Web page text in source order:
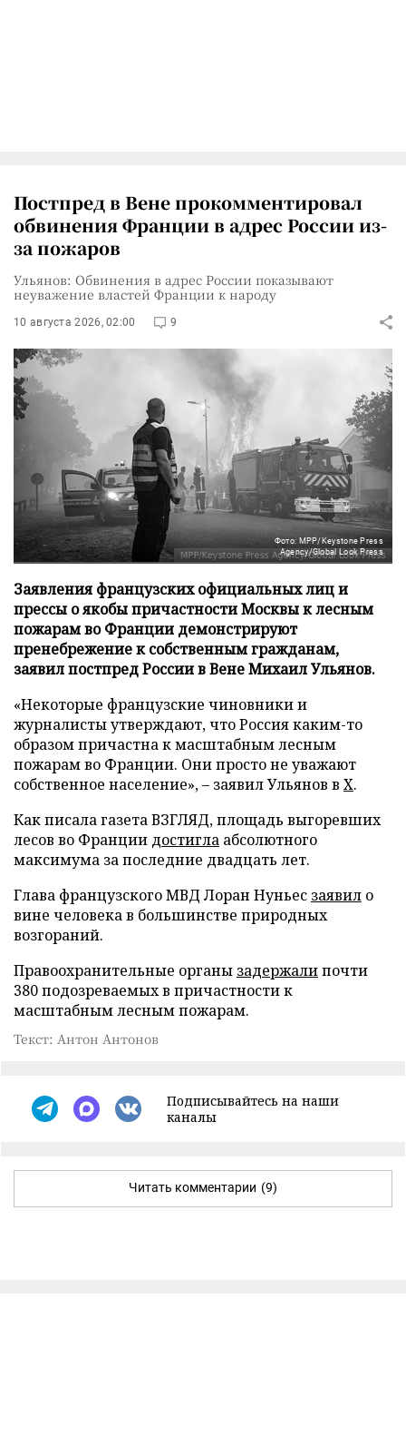
Постпред в Вене прокомментировал
обвинения Франции в адрес России из-
за пожаров
Ульянов: Обвинения в адрес России показывают
неуважение властей Франции к народу
10 августа 2026, 02:00 9
Фото: MPP/Keystone Press
Agency/Global Look Press
Заявления французских официальных лиц и
прессы о якобы причастности Москвы к лесным
пожарам во Франции демонстрируют
пренебрежение к собственным гражданам,
заявил постпред России в Вене Михаил Ульянов.
«Некоторые французские чиновники и
журналисты утверждают, что Россия каким-то
образом причастна к масштабным лесным
пожарам во Франции. Они просто не уважают
собственное население», – заявил Ульянов в X.
Как писала газета ВЗГЛЯД, площадь выгоревших
лесов во Франции достигла абсолютного
максимума за последние двадцать лет.
Глава французского МВД Лоран Нуньес заявил о
вине человека в большинстве природных
возгораний.
Правоохранительные органы задержалипочти
380 подозреваемых в причастности к
масштабным лесным пожарам.
Текст: Антон Антонов
Подписывайтесь на наши
каналы
Читать комментарии (9)